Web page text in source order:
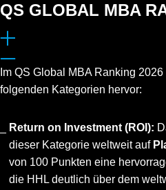
QS GLOBAL MBA
Im QS Global MBA Ranking
folgenden Kategorien hervor:
Return on Investment (ROI):
dieser Kategorie weltweit auf
von 100 Punkten eine
die HHL deutlich über dem